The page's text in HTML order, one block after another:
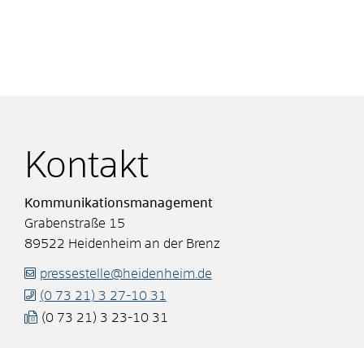
Kontakt
Kommunikationsmanagement
Grabenstraße 15
89522 Heidenheim an der Brenz
pressestelle@heidenheim.de
(0 73 21) 3 27-10 31
(0 73 21) 3 23-10 31